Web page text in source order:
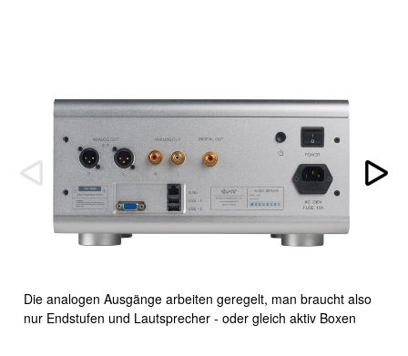
Die analogen Ausgänge arbeiten geregelt, man braucht also
nur Endstufen und Lautsprecher - oder gleich aktiv Boxen